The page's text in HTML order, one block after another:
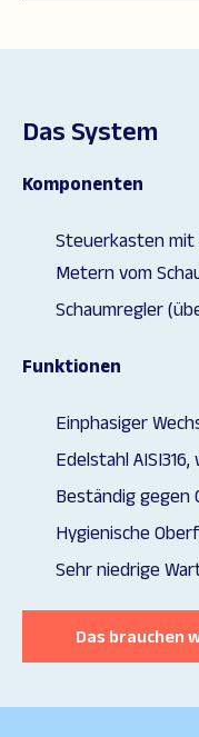
Das System
Komponenten
Steuerkasten mit
Metern vom
Schaumregler
Funktionen
Einphasiger
Edelstahl
Beständig gegen
Hygienische
Sehr niedrige
Das brauchen